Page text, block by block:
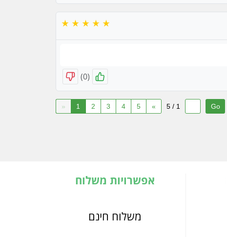
(
0
)
« 1 2 3 4 5 » 1 / 5
אפשרויות משלוח
משלוח חינם